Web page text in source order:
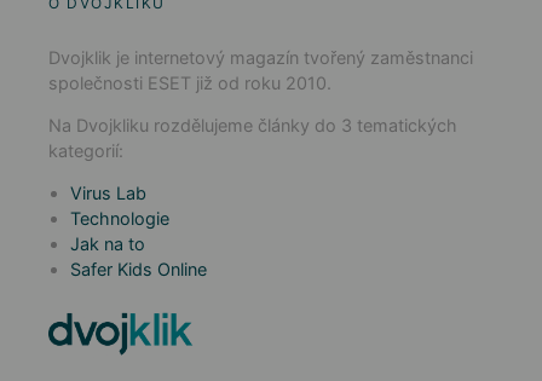
Dvojklik je internetový magazín tvořený zaměstnanci
společnosti ESET již od roku 2010.
Na Dvojkliku rozdělujeme články do 3 tematických
kategorií:
Virus Lab
Technologie
Jak na to
Safer Kids Online